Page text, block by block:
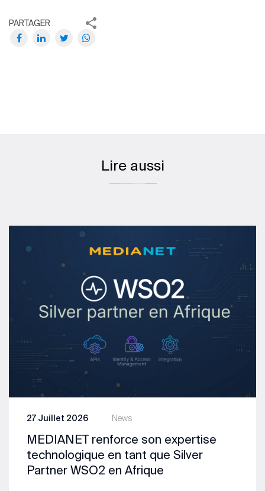
PARTAGER
Lire aussi
News
27 Juillet 2026
MEDIANET renforce son expertise
technologique en tant que Silver
Partner WSO2 en Afrique